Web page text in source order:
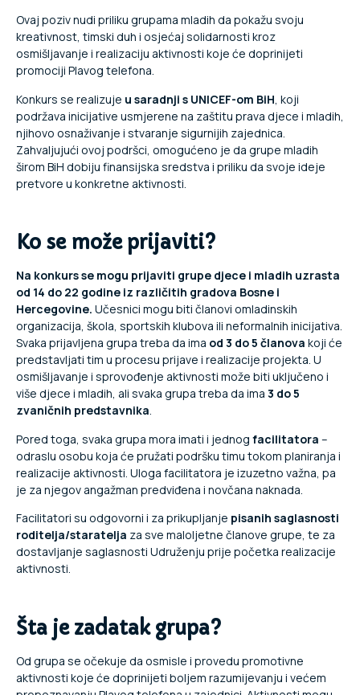
Ovaj poziv nudi priliku grupama mladih da pokažu svoju
kreativnost, timski duh i osjećaj solidarnosti kroz
osmišljavanje i realizaciju aktivnosti koje će doprinijeti
promociji Plavog telefona.
Konkurs se realizuje u saradnji s UNICEF-om BiH , koji
podržava inicijative usmjerene na zaštitu prava djece i mladih,
njihovo osnaživanje i stvaranje sigurnijih zajednica.
Zahvaljujući ovoj podršci, omogućeno je da grupe mladih
širom BiH dobiju finansijska sredstva i priliku da svoje ideje
pretvore u konkretne aktivnosti.
Ko se može prijaviti?
Na konkurs se mogu prijaviti grupe djece i mladih uzrasta
od 14 do 22 godine iz različitih gradova Bosne i
Hercegovine. Učesnici mogu biti članovi omladinskih
organizacija, škola, sportskih klubova ili neformalnih inicijativa.
Svaka prijavljena grupa treba da ima od 3 do 5 članova koji će
predstavljati tim u procesu prijave i realizacije projekta. U
osmišljavanje i sprovođenje aktivnosti može biti uključeno i
više djece i mladih, ali svaka grupa treba da ima 3 do 5
zvaničnih predstavnika.
Pored toga, svaka grupa mora imati i jednog facilitatora –
odraslu osobu koja će pružati podršku timu tokom planiranja i
realizacije aktivnosti. Uloga facilitatora je izuzetno važna, pa
je za njegov angažman predviđena i novčana naknada.
Facilitatori su odgovorni i za prikupljanje pisanih saglasnosti
roditelja/staratelja za sve maloljetne članove grupe, te za
dostavljanje saglasnosti Udruženju prije početka realizacije
aktivnosti.
Šta je zadatak grupa?
Od grupa se očekuje da osmisle i provedu promotivne
aktivnosti koje će doprinijeti boljem razumijevanju i većem